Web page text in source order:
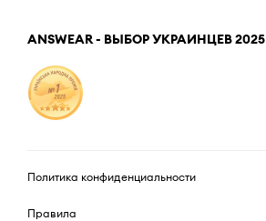
ANSWEAR - ВЫБОР УКРАИНЦЕВ 2025
Политика конфиденциальности
Правила